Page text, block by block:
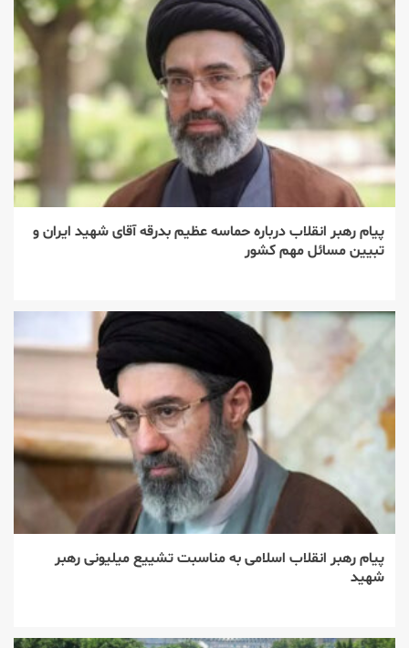
پیام رهبر انقلاب درباره حماسه عظیم بدرقه آقای شهید ایران و
تبیین مسائل مهم کشور
پیام رهبر انقلاب اسلامی به مناسبت تشییع میلیونی رهبر
شهید